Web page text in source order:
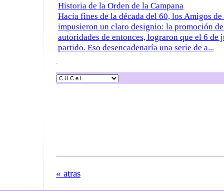
Historia de la Orden de la Campana
Hacia fines de la década del 60, los Amigos
impusieron un claro designio: la promoción de
autoridades de entonces, lograron que el 6
partido. Eso desencadenaría una serie de a...
« atras